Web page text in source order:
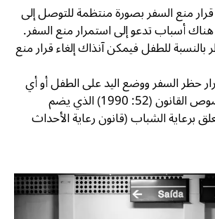
منع السفر بصورة منتظمة للتوصل إلى
أسباب تدعو إلى استمرار منع السفر.
للطفل فيمكن آنذاك إلغاء قرار منع
حظر السفر ووضع اليد على الطفل أو أي
إجراء آخر حسب نصوص القانون (52: 1990) الذي يضم
برعاية الشباب (قانون رعاية الأحداث